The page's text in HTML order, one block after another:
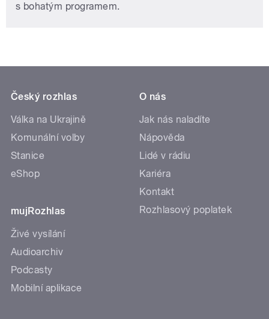
s bohatým programem.
Český rozhlas
Válka na Ukrajině
Komunální volby
Stanice
eShop
mujRozhlas
Živé vysílání
Audioarchiv
Podcasty
Mobilní aplikace
O nás
Jak nás naladíte
Nápověda
Lidé v rádiu
Kariéra
Kontakt
Rozhlasový poplatek